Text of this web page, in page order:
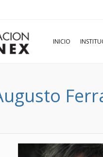
INICIO